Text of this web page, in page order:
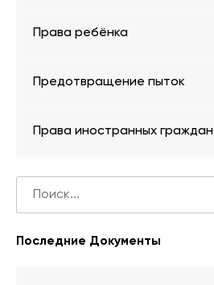
Права ребёнка
Предотвращение пыток
Права иностранных граждан
Последние Документы